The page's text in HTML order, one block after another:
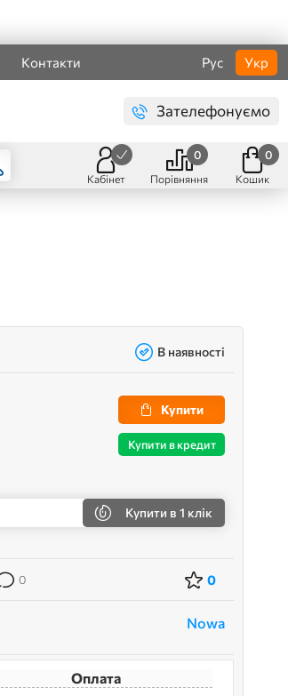
Контакти Рус Укр
Зателефонуємо
Кабінет Порівняння
0
Кошик
0
В наявності
Купити
Купити в кредит
Купити в 1 клік
0 0
Nowa
Оплата